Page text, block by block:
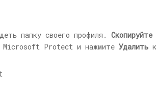
папку своего профиля.
Microsoft Protect и нажмите Удалить